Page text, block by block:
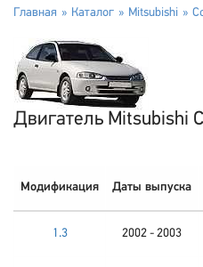
Главная Каталог Mitsubishi
Двигатель Mitsubishi
Модификация Даты выпуска
1.3 2002 - 2003